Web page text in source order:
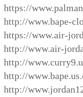
https://
http://www.bape-
https://www.air-
http://www.air-
http://
http://
http://